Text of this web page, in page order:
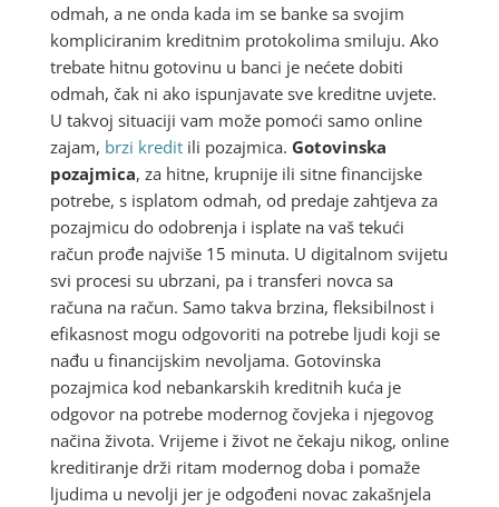
odmah, a ne onda kada im se banke sa svojim
kompliciranim kreditnim protokolima smiluju. Ako
trebate hitnu gotovinu u banci je nećete dobiti
odmah, čak ni ako ispunjavate sve kreditne uvjete.
U takvoj situaciji vam može pomoći samo online
zajam, brzi kreditili pozajmica. Gotovinska
pozajmica, za hitne, krupnije ili sitne financijske
potrebe, s isplatom odmah, od predaje zahtjeva za
pozajmicu do odobrenja i isplate na vaš tekući
račun prođe najviše 15 minuta. U digitalnom svijetu
svi procesi su ubrzani, pa i transferi novca sa
računa na račun. Samo takva brzina, fleksibilnost i
efikasnost mogu odgovoriti na potrebe ljudi koji se
nađu u financijskim nevoljama. Gotovinska
pozajmica kod nebankarskih kreditnih kuća je
odgovor na potrebe modernog čovjeka i njegovog
načina života. Vrijeme i život ne čekaju nikog, online
kreditiranje drži ritam modernog doba i pomaže
ljudima u nevolji jer je odgođeni novac zakašnjela